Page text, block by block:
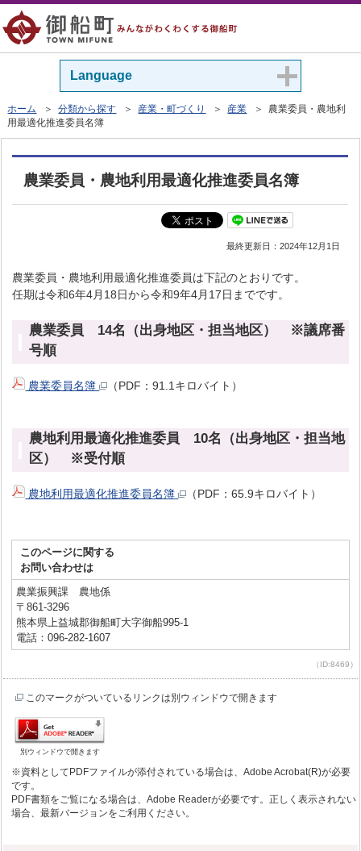
Language
ホーム ＞分類から探す ＞ 産業・町づくり ＞ 産業 ＞ 農業委員・農地利
用最適化推進委員名簿
農業委員・農地利用最適化推進委員名簿
最終更新日：2024年12月1日
農業委員・農地利用最適化推進委員は下記のとおりです。
任期は令和6年4月18日から令和9年4月17日までです。
農業委員 14名（出身地区・担当地区） ※議席番
号順
農業委員名簿 （PDF：91.1キロバイト）
農地利用最適化推進委員 10名（出身地区・担当地
区） ※受付順
農地利用最適化推進委員名簿 （PDF：65.9キロバイト）
このページに関する
お問い合わせは
農業振興課 農地係
〒861-3296
熊本県上益城郡御船町大字御船995-1
電話：096-282-1607
（ID:8469）
このマークがついているリンクは別ウィンドウで開きます
別ウィンドウで開きます
※資料としてPDFファイルが添付されている場合は、Adobe Acrobat(R)が必要
です。
PDF書類をご覧になる場合は、Adobe Readerが必要です。正しく表示されない
場合、最新バージョンをご利用ください。